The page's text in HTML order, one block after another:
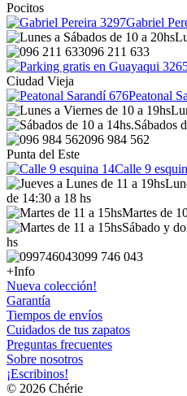
Pocitos
Gabriel
096 211 633
Ciudad Vieja
Peatonal
Sábados
096 984 562
Punta del Este
Calle 9
de 14:30 a 18 hs
Martes de
Sábado y
hs
099 746 043
+Info
Nueva colección!
Garantía
Tiempos de envíos
Cuidados de tus zapatos
Preguntas frecuentes
Sobre nosotros
¡Escribinos!
© 2026 Chérie